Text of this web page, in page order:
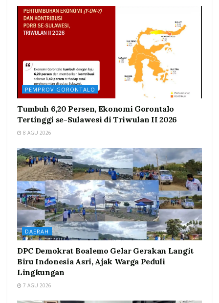
PEMPROV GORONTALO
Tumbuh 6,20 Persen, Ekonomi Gorontalo
Tertinggi se-Sulawesi di Triwulan II 2026
8 AGU 2026
DAERAH
DPC Demokrat Boalemo Gelar Gerakan Langit
Biru Indonesia Asri, Ajak Warga Peduli
Lingkungan
7 AGU 2026